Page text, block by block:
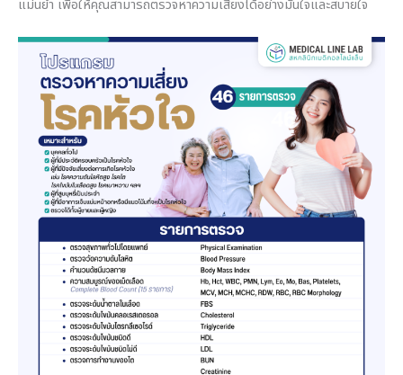
แม่นยำ เพื่อให้คุณสามารถตรวจหาความเสี่ยงได้อย่างมั่นใจและสบายใจ